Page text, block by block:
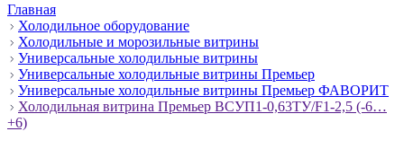
Главная
Холодильное оборудование
Холодильные и морозильные витрины
Универсальные холодильные витрины
Универсальные холодильные витрины Премьер
Универсальные холодильные витрины Премьер ФАВОРИТ
Холодильная витрина Премьер ВСУП1-0,63ТУ/F1-2,5 (-6…
+6)